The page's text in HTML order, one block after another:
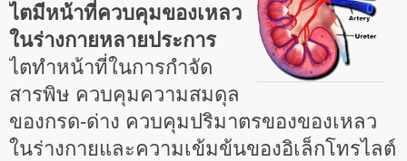
ไตมีหน้าที่ควบคุมของเหลว
ในร่างกายหลายประการ
ไตทำหน้าที่ในการกำจัด
สารพิษ ควบคุมความสมดุล
ของกรด-ด่าง ควบคุมปริมาตรของของเหลว
ในร่างกายและความเข้มข้นของอิเล็กโทรไลต์